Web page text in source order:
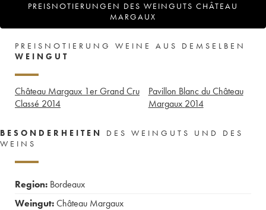
PREISNOTIERUNGEN DES WEINGUTS CHÂTEAU
MARGAUX
PREISNOTIERUNG WEINE AUS DEMSELBEN
WEINGUT
Château Margaux 1er Grand Cru
Classé 2014
Pavillon Blanc du Château
Margaux 2014
BESONDERHEITEN
DES WEINGUTS UND DES
WEINS
Region: Bordeaux
Weingut:Château Margaux